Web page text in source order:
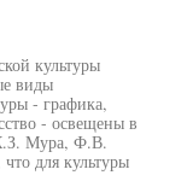
культуры
виды
- графика,
- освещены в
Мура, Ф.В.
для культуры